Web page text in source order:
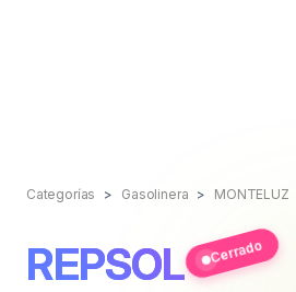
Categorías Gasolinera MONTELUZ
REPSOL Cerrado